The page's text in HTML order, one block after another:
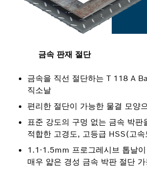
금속 판재 절단
금속을 직선 절단하는 T 118 A
직소날
편리한 절단이 가능한 물결 모양
표준 강도의 구멍 없는 금속 박판
적합한 고경도, 고등급 HSS(고
1.1-1.5mm 프로그레시브 톱날
매우 얇은 경성 금속 박판 절단 가